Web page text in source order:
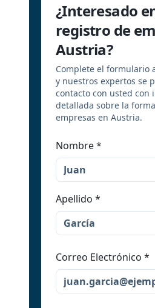
¿Interesado
registro de
Austria?
Complete el formulario
y nuestros expertos se
contacto con usted con
detallada sobre la
empresas en Austria.
Nombre*
Apellido *
Correo Electrónico *